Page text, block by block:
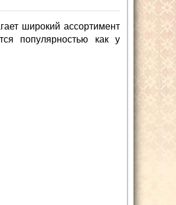
широкий ассортимент
популярностью как у